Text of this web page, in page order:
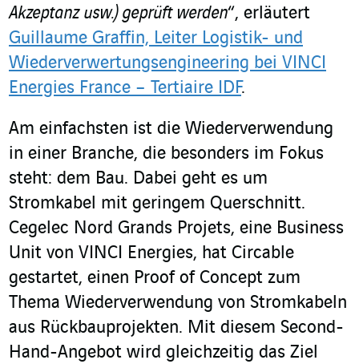
Akzeptanz usw.) geprüft werden“, erläutert
Guillaume Graffin, Leiter Logistik- und
Wiederverwertungsengineering bei VINCI
Energies France – Tertiaire IDF.
Am einfachsten ist die Wiederverwendung
in einer Branche, die besonders im Fokus
steht: dem Bau. Dabei geht es um
Stromkabel mit geringem Querschnitt.
Cegelec Nord Grands Projets, eine Business
Unit von VINCI Energies, hat Circable
gestartet, einen Proof of Concept zum
Thema Wiederverwendung von Stromkabeln
aus Rückbauprojekten. Mit diesem Second-
Hand-Angebot wird gleichzeitig das Ziel